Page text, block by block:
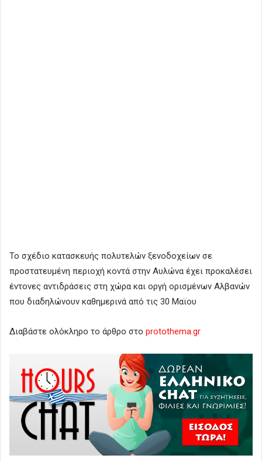
Το σχέδιο κατασκευής πολυτελών ξενοδοχείων σε
προστατευμένη περιοχή κοντά στην Αυλώνα έχει προκαλέσει
έντονες αντιδράσεις στη χώρα και οργή ορισμένων Αλβανών
που διαδηλώνουν καθημερινά από τις 30 Μαϊου
Διαβάστε ολόκληρο το άρθρο στο protothema.gr